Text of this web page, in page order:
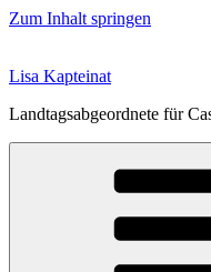
Zum Inhalt springen
Lisa Kapteinat
Landtagsabgeordnete für